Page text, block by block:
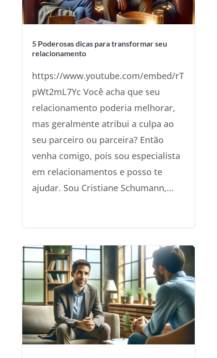
5 Poderosas dicas para transformar seu
relacionamento
https://www.youtube.com/embed/rT
pWt2mL7Yc Você acha que seu
relacionamento poderia melhorar,
mas geralmente atribui a culpa ao
seu parceiro ou parceira? Então
venha comigo, pois sou especialista
em relacionamentos e posso te
ajudar. Sou Cristiane Schumann,...